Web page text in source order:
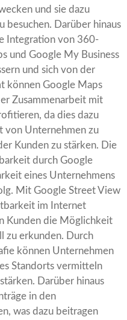
und sie dazu
besuchen. Darüber hinaus
Integration von 360-
und Google My Business
und sich von der
können Google Maps
Zusammenarbeit mit
da dies dazu
von Unternehmen zu
Kunden zu stärken. Die
durch Google
eines Unternehmens
Mit Google Street View
im Internet
Kunden die Möglichkeit
zu erkunden. Durch
können Unternehmen
Standorts vermitteln
Darüber hinaus
in den
was dazu beitragen